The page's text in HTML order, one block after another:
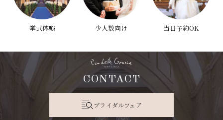
挙式体験 少人数向け 当日予約OK
CONTACT
ブライダルフェア